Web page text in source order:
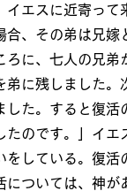
エスに近寄って
、その弟は兄嫁
に、七人の兄弟
に残しました。
した。すると復活
のです。」イエ
している。復活
ついては、神が